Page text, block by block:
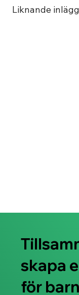
Liknande inlägg
skapa
för